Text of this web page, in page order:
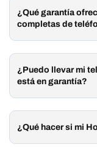
¿Qué garantía
completas de
¿Puedo llevar mi
está en garantía?
¿Qué hacer si mi